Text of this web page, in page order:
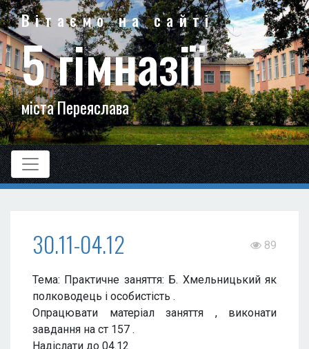
Вітаємо на сайті
5 гімназії
міста Переяслава
30.11-04.12 89
Тема: Практичне заняття: Б. Хмельницький як
полководець і особистість .
Опрацювати матеріал заняття , виконати
завдання на ст 157 .
Надіслати до 04.12